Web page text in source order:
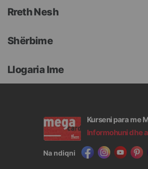
Rreth Nesh
Shërbime
Llogaria Ime
Kurseni para me
Informohuni dhe
Na ndiqni